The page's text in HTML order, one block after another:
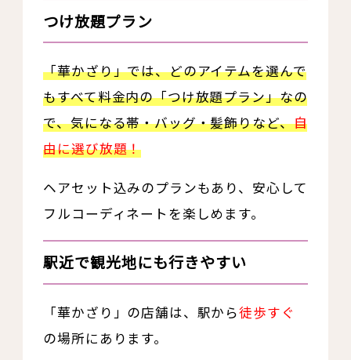
つけ放題プラン
「華かざり」では、どのアイテムを選んで
もすべて料金内の「つけ放題プラン」なの
で、気になる帯・バッグ・髪飾りなど、自
由に選び放題！
ヘアセット込みのプランもあり、安心して
フルコーディネートを楽しめます。
駅近で観光地にも行きやすい
「華かざり」の店舗は、駅から徒歩すぐ
の場所にあります。